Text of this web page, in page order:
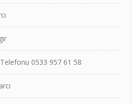
0533 957 61 58